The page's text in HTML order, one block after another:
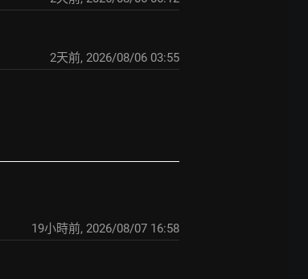
2天前, 2026/08/06 03:55
19小時前, 2026/08/07 16:58